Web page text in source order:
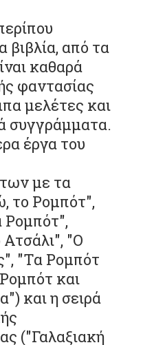
βιβλία, από τα
καθαρά
φαντασίας
μελέτες και
συγγράμματα.
έργα του
με τα
το Ρομπότ",
Ρομπότ",
Ατσάλι", "Ο
"Τα Ρομπότ
και
και η σειρά
("Γαλαξιακή